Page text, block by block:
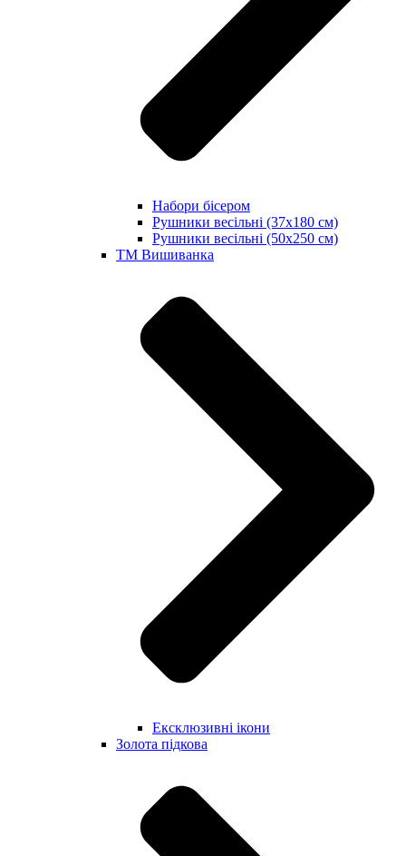
Набори бісером
Рушники весільні (37х180 см)
Рушники весільні (50х250 см)
ТМ Вишиванка
Ексклюзивні ікони
Золота підкова